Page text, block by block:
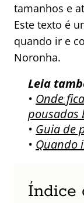
tamanhos e
Este texto é
quando ir e
Noronha.
Leia
• Onde
pousadas
• Guia de
• Quando
Índice